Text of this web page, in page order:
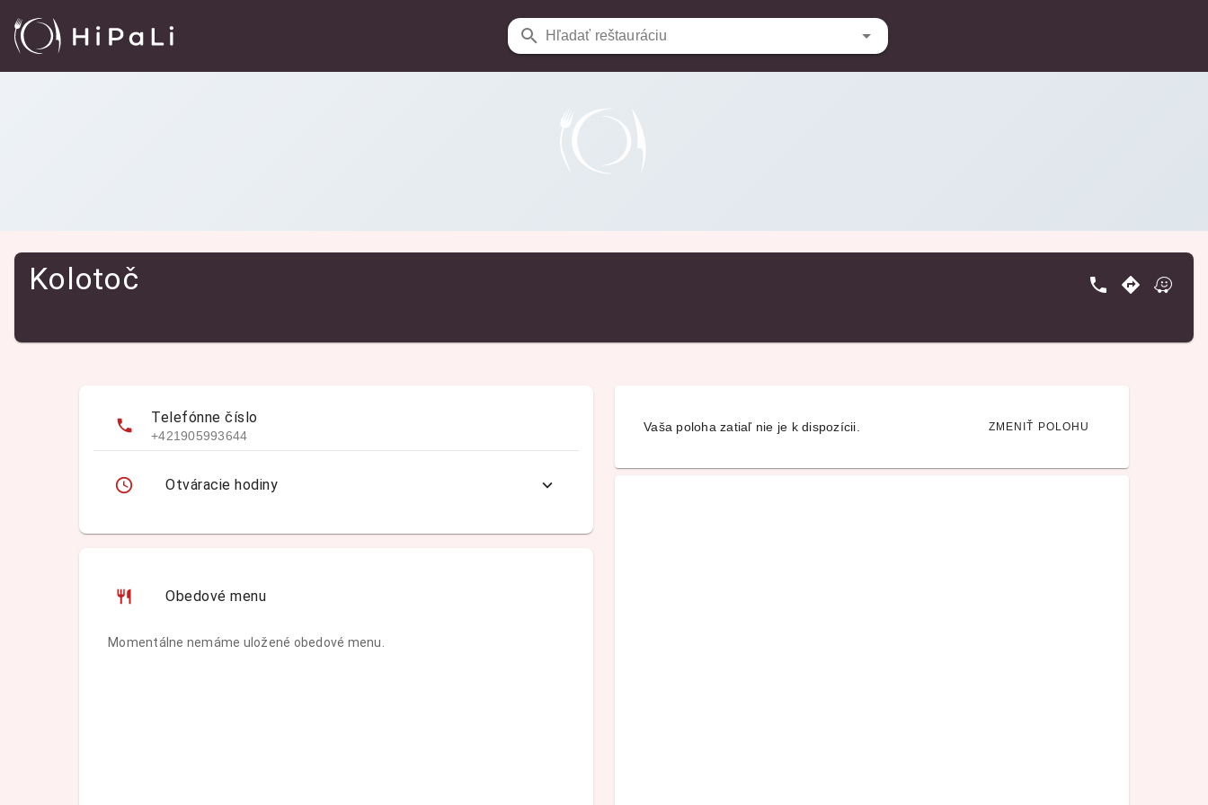
Hľadať reštauráciu
Reštaurácie Kolotoč
Kolotoč
Telefónne číslo
+421905993644
Otváracie hodiny
Obedové menu
Momentálne nemáme uložené obedové menu.
Vaša poloha zatiaľ nie je k dispozícii. ZMENIŤ POLOHU